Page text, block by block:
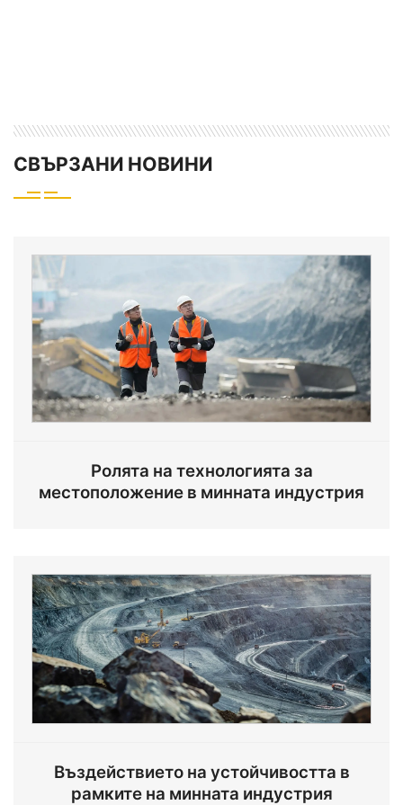
СВЪРЗАНИ НОВИНИ
Ролята на технологията за
местоположение в минната индустрия
Въздействието на устойчивостта в
рамките на минната индустрия